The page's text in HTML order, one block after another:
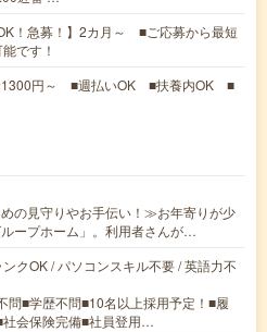
！急募！】2カ月～ ■ご応募から最短
です！
1300円～ ■週払いOK ■扶養内OK ■
の見守りやお手伝い！≫お年寄りが少
ープホーム」。利用者さんが…
クOK / パソコンスキル不要 / 英語力不
問■学歴不問■10名以上採用予定！■履
社会保険完備■社員登用…